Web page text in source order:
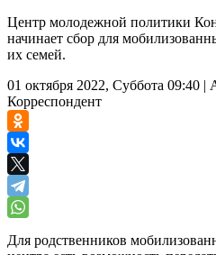
Центр молодежной политики
начинает сбор для
их семей.
01 октября 2022, Суббота 09:40 |
Корреспондент
Для родственников